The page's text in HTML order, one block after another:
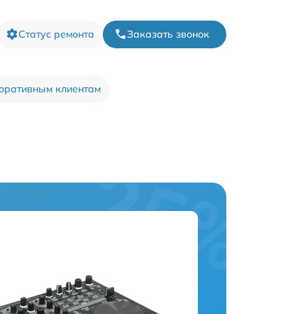
Статус ремонта Заказать звонок
клиентам